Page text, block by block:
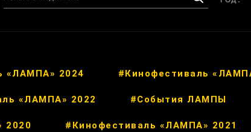
«ЛАМПА» 2024 #Кинофестиваль
«ЛАМПА» 2022 #События ЛАМПЫ
2020 #Кинофестиваль «ЛАМПА» 2021